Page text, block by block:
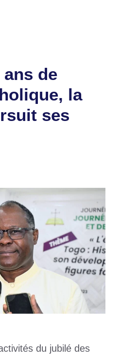
ans de
la
ses
du jubilé des